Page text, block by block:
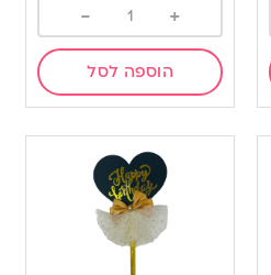
+
-
הוספה לסל